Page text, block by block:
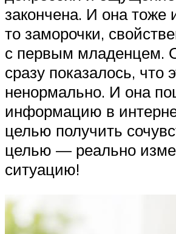
закончена. И она тоже
то заморочки,
с первым младенцем.
сразу показалось, что
ненормально. И она
информацию в
целью получить
целью — реально
ситуацию!